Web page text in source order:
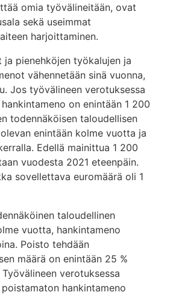
omia työvälineitään, ovat
sekä useimmat
harjoittaminen.
ja pienehköjen työkalujen ja
vähennetään sinä vuonna,
Jos työvälineen verotuksessa
on enintään 1 200
todennäköisen taloudellisen
enintään kolme vuotta ja
Edellä mainittua 1 200
vuodesta 2021 eteenpäin.
sovellettava euromäärä oli 1
taloudellinen
vuotta, hankintameno
Poisto tehdään
määrä on enintään 25 %
verotuksessa
hankintameno